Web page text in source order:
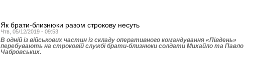
Як брати-близнюки разом строкову несуть
Чтв, 05/12/2019 - 09:53
В одній із військових частин із складу оперативного командування «Південь»
перебувають на строковій службі брати-близнюки солдати Михайло та Павло
Чабровських.